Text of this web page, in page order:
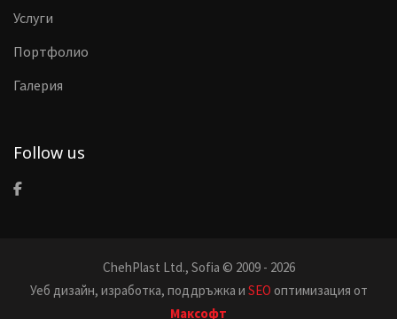
Услуги
Портфолио
Галерия
Follow us
ChehPlast Ltd., Sofia © 2009 - 2026
Уеб дизайн, изработка, поддръжка и SEO оптимизация от
Максофт